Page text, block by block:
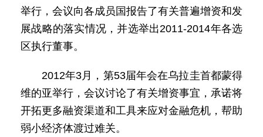
举行，会议向各成员国报告了有关普遍增资和发
展战略的落实情况，并选举出2011-2014年各选
区执行董事。
2012年3月，第53届年会在乌拉圭首都蒙得
维的亚举行，会议讨论了有关增资事宜，承诺将
开拓更多融资渠道和工具来应对金融危机，帮助
弱小经济体渡过难关。